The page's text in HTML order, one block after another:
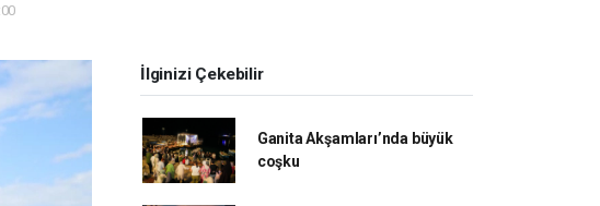
İlginizi Çekebilir
Ganita Akşamları’nda büyük
coşku